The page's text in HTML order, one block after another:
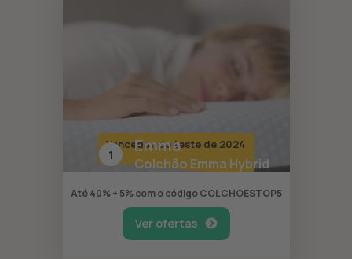
Vencedor do teste de 2024
1 Emma
Colchão Emma Hybrid
Até 40% + 5% com o código COLCHOESTOP5
Ver ofertas